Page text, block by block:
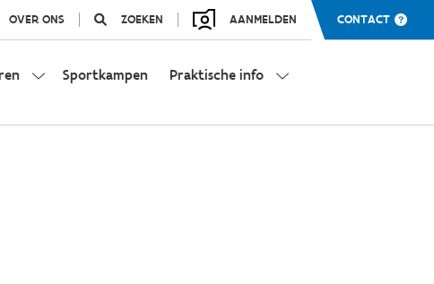
OVER ONS ZOEKEN AANMELDEN CONTACT
Sportkampen Praktische info